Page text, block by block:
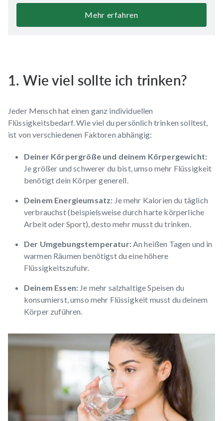
Mehr erfahren
1. Wie viel sollte ich trinken?
Jeder Mensch hat einen ganz individuellen
Flüssigkeitsbedarf. Wie viel du persönlich trinken solltest,
ist von verschiedenen Faktoren abhängig:
Deiner Körpergröße und deinem Körpergewicht:
Je größer und schwerer du bist, umso mehr Flüssigkeit
benötigt dein Körper generell.
Deinem Energieumsatz: Je mehr Kalorien du täglich
verbrauchst (beispielsweise durch harte körperliche
Arbeit oder Sport), desto mehr musst du trinken.
Der Umgebungstemperatur:An heißen Tagen und in
warmen Räumen benötigst du eine höhere
Flüssigkeitszufuhr.
Deinem Essen: Je mehr salzhaltige Speisen du
konsumierst, umso mehr Flüssigkeit musst du deinem
Körper zuführen.